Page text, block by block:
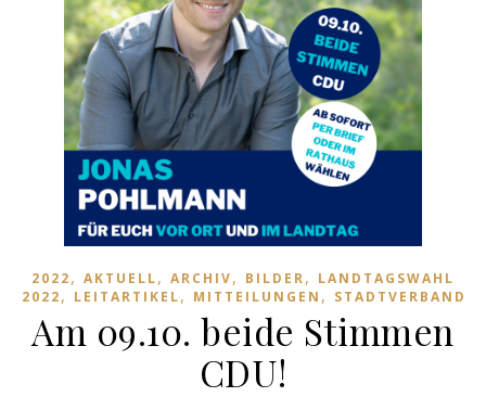
2022, AKTUELL, ARCHIV, BILDER, LANDTAGSWAHL
2022, LEITARTIKEL, MITTEILUNGEN , STADTVERBAND
Am 09.10. beide Stimmen
CDU!